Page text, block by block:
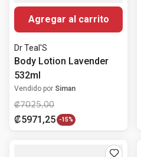
Agregar al carrito
Dr Teal'S
Body Lotion Lavender
532ml
Vendido por Siman
₡7025,00
₡5971 ,25 -15%